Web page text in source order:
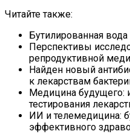
Читайте также:
Бутилированная
Перспективы
репродуктивной
Найден новый
к лекарствам
Медицина будущего:
тестирования
ИИ и телемедицина:
эффективного